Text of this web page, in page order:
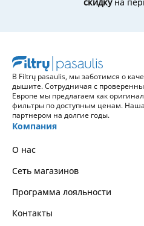
В Filtrų pasaulis, мы заботимся о
дышите. Сотрудничая с
Европе мы предлагаем как
фильтры по доступным ценам.
партнером на долгие годы.
Компания
О нас
Сеть магазинов
Программа лояльности
Контакты